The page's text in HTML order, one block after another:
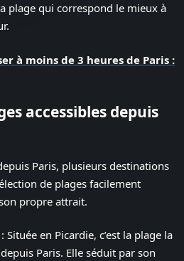
plage qui correspond le mieux à
à moins de 3 heures de Paris :
accessibles depuis
Paris, plusieurs destinations
de plages facilement
propre attrait.
Située en Picardie, c’est la plage la
Paris. Elle séduit par son